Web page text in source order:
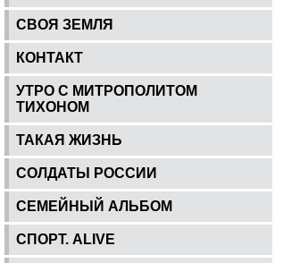
СВОЯ ЗЕМЛЯ
КОНТАКТ
УТРО С МИТРОПОЛИТОМ
ТИХОНОМ
ТАКАЯ ЖИЗНЬ
СОЛДАТЫ РОССИИ
СЕМЕЙНЫЙ АЛЬБОМ
СПОРТ. ALIVE